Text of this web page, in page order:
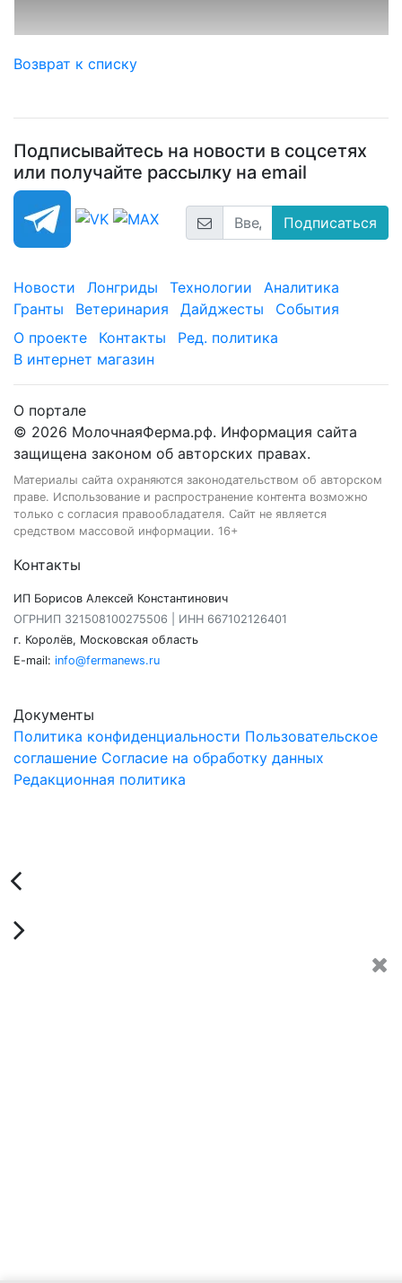
Возврат к списку
Подписывайтесь на новости в соцсетях
или получайте рассылку на email
Подписаться
Новости Лонгриды Технологии
Аналитика
Гранты
Ветеринария Дайджесты
События
О проекте
Контакты
Ред. политика
В интернет магазин
О портале
© 2026 МолочнаяФерма.рф. Информация сайта
защищена законом об авторских правах.
Материалы сайта охраняются законодательством об авторском
праве. Использование и распространение контента возможно
только с согласия правообладателя. Сайт не является
средством массовой информации. 16+
Контакты
ИП Борисов Алексей Константинович
ОГРНИП 321508100275506 | ИНН 667102126401
г. Королёв, Московская область
E-mail: info@fermanews.ru
Документы
Политика конфиденциальности Пользовательское
соглашение Согласие на обработку данных
Редакционная политика